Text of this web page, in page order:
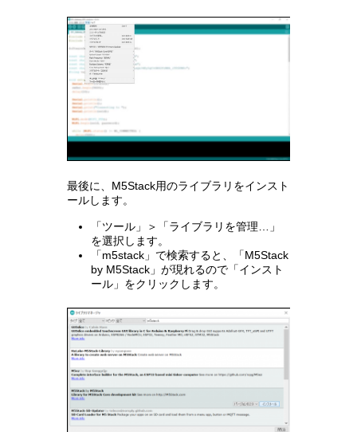
最後に、M5Stack用のライブラリをインスト
ールします。
「ツール」＞「ライブラリを管理…」
を選択します。
「m5stack」で検索すると、「M5Stack
by M5Stack」が現れるので「インスト
ール」をクリックします。